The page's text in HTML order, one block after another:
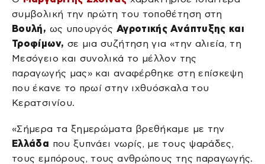
συμβολική την πρώτη του τοποθέτηση στη
Βουλή, ως υπουργός Αγροτικής Ανάπτυξης και
Τροφίμων, σε μια συζήτηση για «την αλιεία, τη
Μεσόγειο και συνολικά το μέλλον της
παραγωγής μας» και αναφέρθηκε στη επίσκεψη
που έκανε το πρωί στην ιχθυόσκαλα του
Κερατσινίου.
«Σήμερα τα ξημερώματα βρεθήκαμε με την
Ελλάδα που ξυπνάει νωρίς, με τους ψαράδες,
τους εμπόρους, τους ανθρώπους της παραγωγής.